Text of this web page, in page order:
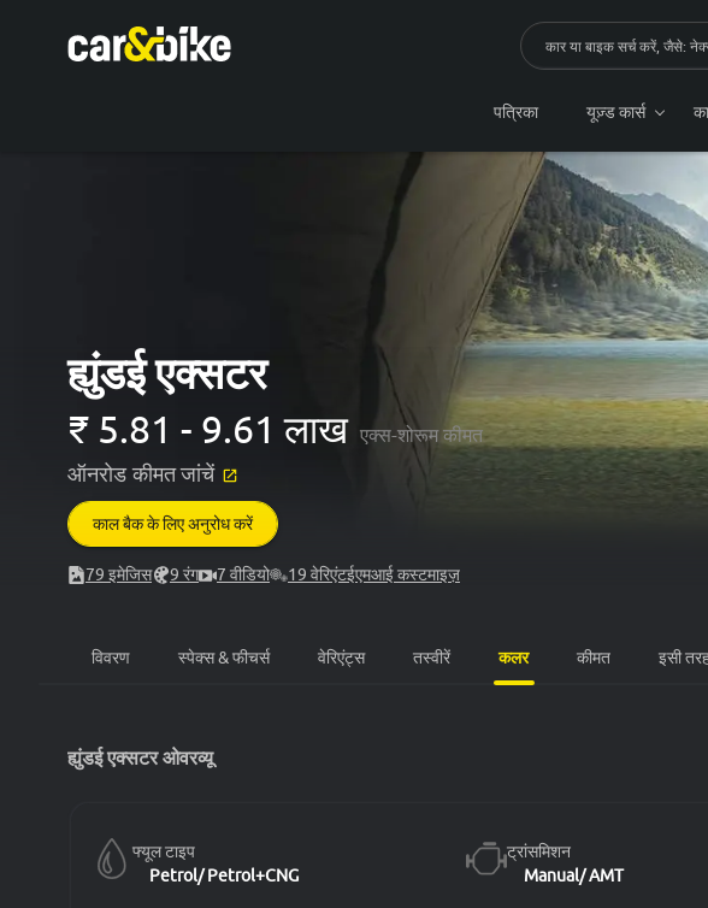
पत्रिका यूज़्ड कार्स
ह्युंडई एक्सटर
₹ 5.81 - 9.61 लाख एक्स-शोरूम कीमत
ऑनरोड कीमत जांचें
काल बैक के लिए अनुरोध करें
79 इमेजिस 9 रंग 7 वीडियो 19 वेरिएंटईएमआई कस्टमाइज़
विवरण स्पेक्स & फीचर्स वेरिएंट्स तस्वीरें कलर कीमत इसी
ह्युंडई एक्सटर ओवरव्यू
फ्यूल टाइप
Petrol/ Petrol+CNG
ट्रांसमिशन
Manual/ AMT